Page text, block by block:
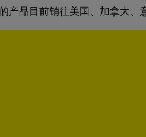
品目前销往美国、加拿大、